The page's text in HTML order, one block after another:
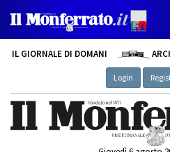
IL GIORNALE DI DOMANI
Login